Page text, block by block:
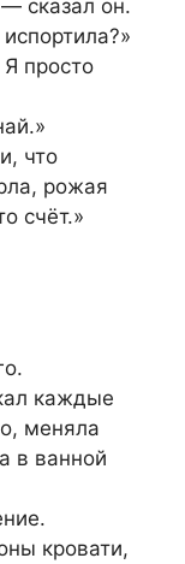
сказал он.
просто
что
рожая
счёт.»
каждые
меняла
в ванной
кровати,